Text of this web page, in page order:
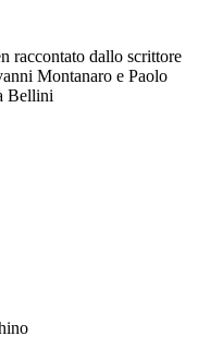
raccontato dallo scrittore
Montanaro e Paolo
Bellini